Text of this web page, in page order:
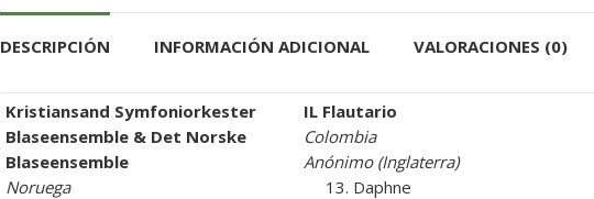
DESCRIPCIÓN INFORMACIÓN ADICIONAL VALORACIONES (0)
Kristiansand Symfoniorkester
Blaseensemble & Det Norske
Blaseensemble
Noruega
IL Flautario
Colombia
Anónimo (Inglaterra)
13. Daphne